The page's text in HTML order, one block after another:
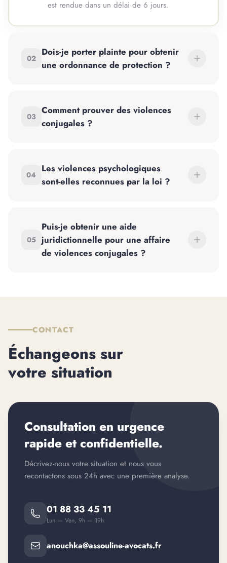
est rendue dans un délai de 6 jours.
02
Dois-je porter plainte pour obtenir
une ordonnance de protection ?
03
Comment prouver des violences
conjugales ?
04
Les violences psychologiques
sont-elles reconnues par la loi ?
05
Puis-je obtenir une aide
juridictionnelle pour une affaire
de violences conjugales ?
CONTACT
Échangeons sur
votre situation
Consultation en urgence
rapide et confidentielle.
Décrivez-nous votre situation et nous vous
recontactons sous 24h avec une première analyse.
01 88 33 45 11
Lun — Ven, 9h — 19h
anouchka@assouline-avocats.fr